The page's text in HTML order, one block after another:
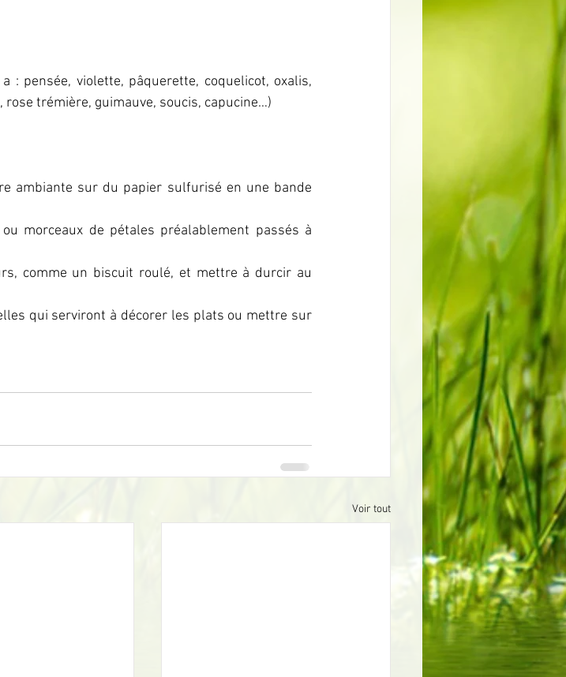
: pensée, violette, pâquerette, coquelicot, oxalis,
trémière, guimauve, soucis, capucine…)
ambiante sur du papier sulfurisé en une bande
morceaux de pétales préalablement passés à
comme un biscuit roulé, et mettre à durcir au
qui serviront à décorer les plats ou mettre sur
Voir tout